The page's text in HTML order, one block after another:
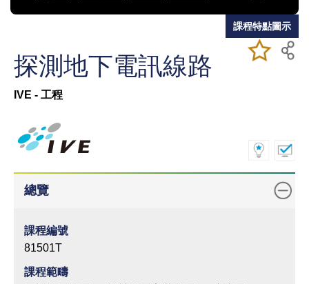
加入/移除
我喜愛的
儲存課程
探測地下電訊線路
IVE - 工程
總覽
課程編號
81501T
課程範疇
課程特點圖示